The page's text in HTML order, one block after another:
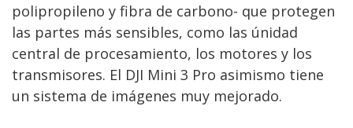
polipropileno y fibra de carbono- que protegen
las partes más sensibles, como las únidad
central de procesamiento, los motores y los
transmisores. El DJI Mini 3 Pro asimismo tiene
un sistema de imágenes muy mejorado.